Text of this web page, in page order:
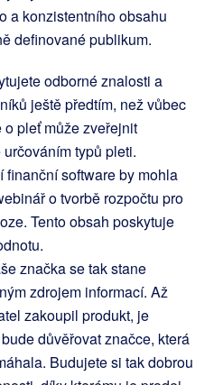
a konzistentního obsahu
definované publikum.
odborné znalosti a
ještě předtím, než vůbec
pleť může zveřejnit
typů pleti.
software by mohla
o tvorbě rozpočtu pro
Tento obsah poskytuje
značka se tak stane
zdrojem informací. Až
zakoupil produkt, je
důvěřovat značce, která
Budujete si tak dobrou